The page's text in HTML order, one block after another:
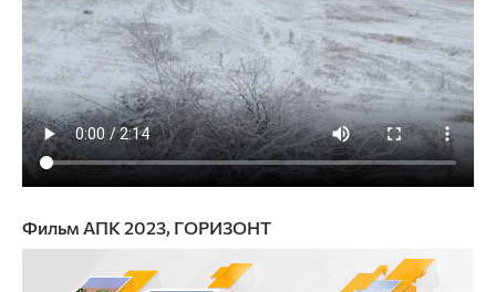
Фильм АПК 2023, ГОРИЗОНТ